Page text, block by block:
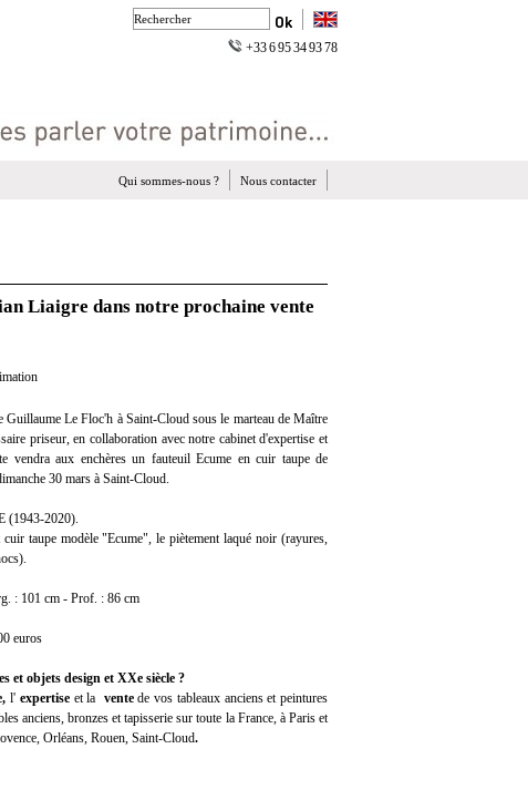
+33 6 95 34 93 78
Nous contacter
Qui sommes-nous ?
Liaigre dans notre prochaine vente
Guillaume Le Floc'h à Saint-Cloud sous le marteau de Maître
priseur, en collaboration avec notre cabinet d'expertise et
vendra aux enchères un fauteuil Ecume en cuir taupe de
30 mars à Saint-Cloud.
(1943-2020).
taupe modèle "Ecume", le piètement laqué noir (rayures,
: 101 cm - Prof. : 86 cm
euros
et objets design et XXe siècle ?
l' expertiseet la vente de vos tableaux anciens et peintures
anciens, bronzes et tapisserie sur toute la France, à Paris et
Orléans, Rouen, Saint-Cloud.